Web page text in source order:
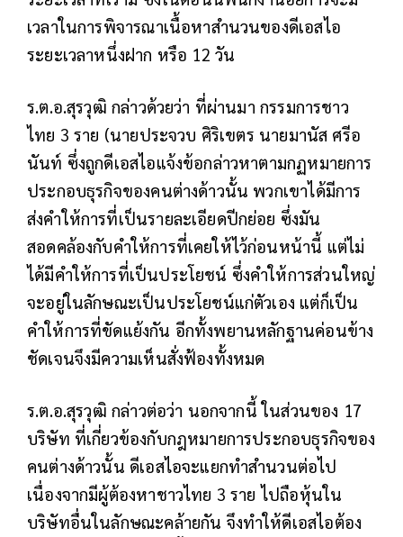
เวลาในการพิจารณาเนื้อหาสำนวนของดีเอสไอ
ระยะเวลาหนึ่งฝาก หรือ 12 วัน
ร.ต.อ.สุรวุฒิ กล่าวด้วยว่า ที่ผ่านมา กรรมการชาว
ไทย 3 ราย (นายประจวบ ศิริเขตร นายมานัส ศรีอ
นันท์ ซึ่งถูกดีเอสไอแจ้งข้อกล่าวหาตามกฏหมายการ
ประกอบธุรกิจของคนต่างด้าวนั้น พวกเขาได้มีการ
ส่งคำให้การที่เป็นรายละเอียดปีกย่อย ซึ่งมัน
สอดคล้องกับคำให้การที่เคยให้ไว้ก่อนหน้านี้ แต่ไม่
ได้มีคำให้การที่เป็นประโยชน์ ซึ่งคำให้การส่วนใหญ่
จะอยู่ในลักษณะเป็นประโยชน์แก่ตัวเอง แต่ก็เป็น
คำให้การที่ขัดแย้งกัน อีกทั้งพยานหลักฐานค่อนข้าง
ชัดเจนจึงมีความเห็นสั่งฟ้องทั้งหมด
ร.ต.อ.สุรวุฒิ กล่าวต่อว่า นอกจากนี้ ในส่วนของ 17
บริษัท ที่เกี่ยวข้องกับกฎหมายการประกอบธุรกิจของ
คนต่างด้าวนั้น ดีเอสไอจะแยกทำสำนวนต่อไป
เนื่องจากมีผู้ต้องหาชาวไทย 3 ราย ไปถือหุ้นใน
บริษัทอื่นในลักษณะคล้ายกัน จึงทำให้ดีเอสไอต้อง